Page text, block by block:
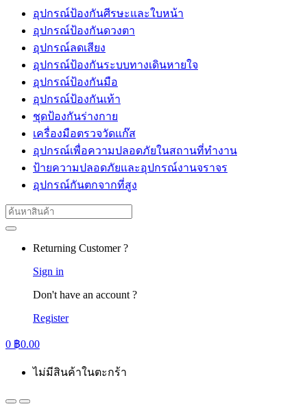
อุปกรณ์ป้องกันศีรษะและใบหน้า
อุปกรณ์ป้องกันดวงตา
อุปกรณ์ลดเสียง
อุปกรณ์ป้องกันระบบทางเดินหายใจ
อุปกรณ์ป้องกันมือ
อุปกรณ์ป้องกันเท้า
ชุดป้องกันร่างกาย
เครื่องมือตรวจวัดแก๊ส
อุปกรณ์เพื่อความปลอดภัยในสถานที่ทำงาน
ป้ายความปลอดภัยและอุปกรณ์งานจราจร
อุปกรณ์กันตกจากที่สูง
Search
for:
Returning Customer ?
Sign in
Don't have an account ?
Register
0 ฿0.00
ไม่มีสินค้าในตะกร้า